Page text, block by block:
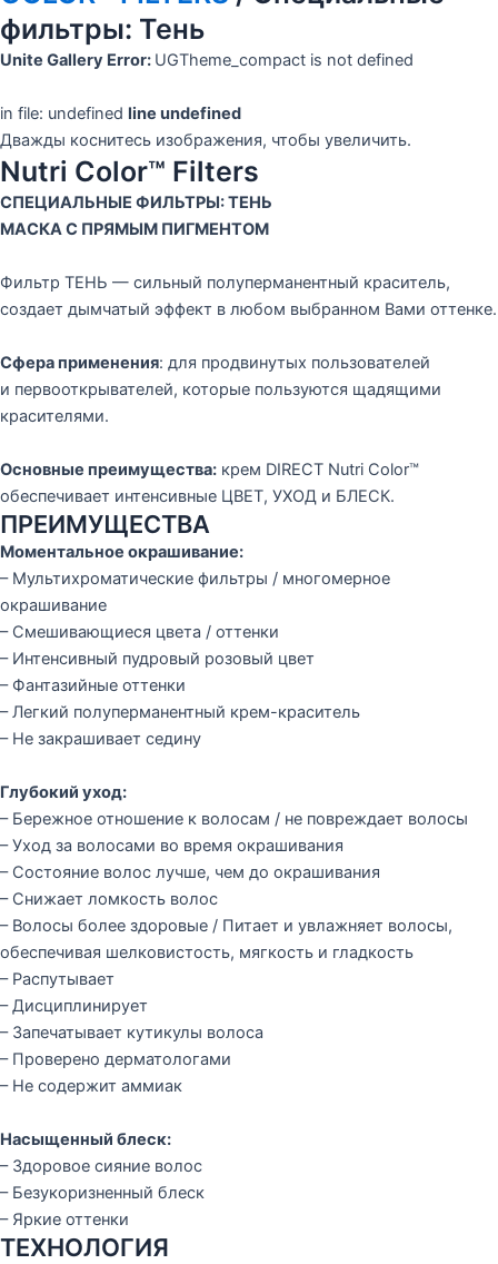
фильтры: Тень
Unite Gallery Error: UGTheme_compact is not defined
in file: undefined line undefined
Дважды коснитесь изображения, чтобы увеличить.
Nutri Color™ Filters
СПЕЦИАЛЬНЫЕ ФИЛЬТРЫ: ТЕНЬ
МАСКА С ПРЯМЫМ ПИГМЕНТОМ
Фильтр ТЕНЬ — сильный полуперманентный краситель,
создает дымчатый эффект в любом выбранном Вами оттенке.
Сфера применения: для продвинутых пользователей
и первооткрывателей, которые пользуются щадящими
красителями.
Основные преимущества: крем DIRECT Nutri Color™
обеспечивает интенсивные ЦВЕТ, УХОД и БЛЕСК.
ПРЕИМУЩЕСТВА
Моментальное окрашивание:
– Мультихроматические фильтры / многомерное
окрашивание
– Смешивающиеся цвета / оттенки
– Интенсивный пудровый розовый цвет
– Фантазийные оттенки
– Легкий полуперманентный крем-краситель
– Не закрашивает седину
Глубокий уход:
– Бережное отношение к волосам / не повреждает волосы
– Уход за волосами во время окрашивания
– Состояние волос лучше, чем до окрашивания
– Снижает ломкость волос
– Волосы более здоровые / Питает и увлажняет волосы,
обеспечивая шелковистость, мягкость и гладкость
– Распутывает
– Дисциплинирует
– Запечатывает кутикулы волоса
– Проверено дерматологами
– Не содержит аммиак
Насыщенный блеск:
– Здоровое сияние волос
– Безукоризненный блеск
– Яркие оттенки
ТЕХНОЛОГИЯ